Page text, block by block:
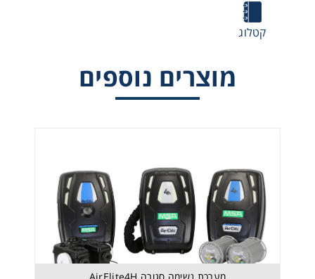
קטלוג
מוצרים נוספים
מערכת נשימה סגורה AirElite4H
מערכת נשימה סגורה SavOxCap60